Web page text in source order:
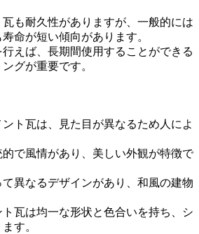
も耐久性がありますが、一般的には
命が短い傾向があります。
えば、長期間使用することができる
グが重要です。
ト瓦は、見た目が異なるため人によ
で風情があり、美しい外観が特徴で
異なるデザインがあり、和風の建物
瓦は均一な形状と色合いを持ち、シ
す。